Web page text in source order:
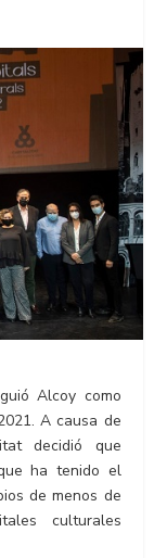
Alcoy como
A causa de
decidió que
ha tenido el
de menos de
culturales